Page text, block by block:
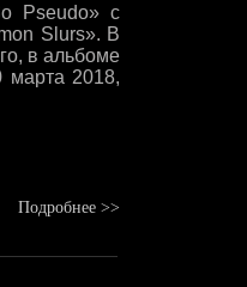
Pseudo» с
Slurs». В
в альбоме
марта 2018,
Подробнее >>